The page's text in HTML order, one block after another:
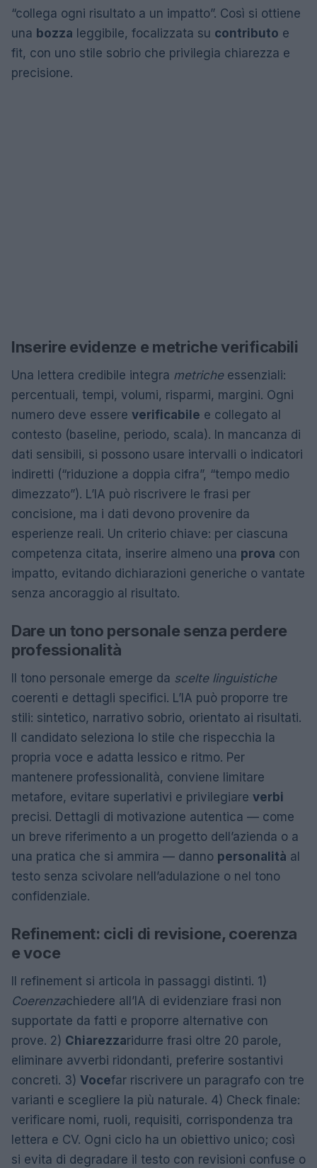
“collega ogni risultato a un impatto”. Così si ottiene
una bozza leggibile, focalizzata su contributo e
fit, con uno stile sobrio che privilegia chiarezza e
precisione.
Inserire evidenze e metriche verificabili
Una lettera credibile integra metricheessenziali:
percentuali, tempi, volumi, risparmi, margini. Ogni
numero deve essere verificabile e collegato al
contesto (baseline, periodo, scala). In mancanza di
dati sensibili, si possono usare intervalli o indicatori
indiretti (“riduzione a doppia cifra”, “tempo medio
dimezzato”). L’IA può riscrivere le frasi per
concisione, ma i dati devono provenire da
esperienze reali. Un criterio chiave: per ciascuna
competenza citata, inserire almeno una prova con
impatto, evitando dichiarazioni generiche o vantate
senza ancoraggio al risultato.
Dare un tono personale senza perdere
professionalità
Il tono personale emerge da scelte linguistiche
coerenti e dettagli specifici. L’IA può proporre tre
stili: sintetico, narrativo sobrio, orientato ai risultati.
Il candidato seleziona lo stile che rispecchia la
propria voce e adatta lessico e ritmo. Per
mantenere professionalità, conviene limitare
metafore, evitare superlativi e privilegiare verbi
precisi. Dettagli di motivazione autentica — come
un breve riferimento a un progetto dell’azienda o a
una pratica che si ammira — danno personalità al
testo senza scivolare nell’adulazione o nel tono
confidenziale.
Refinement: cicli di revisione, coerenza
e voce
Il refinement si articola in passaggi distinti. 1)
Coerenzachiedere all’IA di evidenziare frasi non
supportate da fatti e proporre alternative con
prove. 2) Chiarezzaridurre frasi oltre 20 parole,
eliminare avverbi ridondanti, preferire sostantivi
concreti. 3) Vocefar riscrivere un paragrafo con tre
varianti e scegliere la più naturale. 4) Check finale:
verificare nomi, ruoli, requisiti, corrispondenza tra
lettera e CV. Ogni ciclo ha un obiettivo unico; così
si evita di degradare il testo con revisioni confuse o